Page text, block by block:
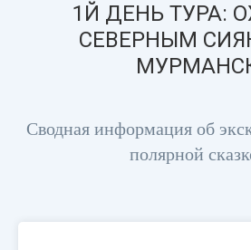
1Й ДЕНЬ ТУРА:
СЕВЕРНЫМ
Сводная информация об
полярной